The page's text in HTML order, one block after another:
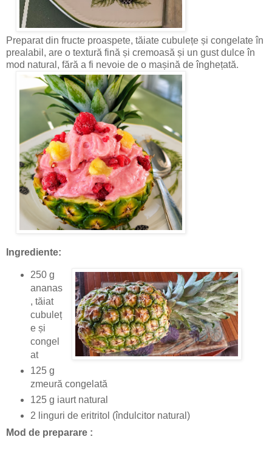
Preparat din fructe proaspete, tăiate cubulețe și congelate în
prealabil, are o textură fină și cremoasă și un gust dulce în
mod natural, fără a fi nevoie de o mașină de înghețată.
Ingrediente:
250 g
ananas
, tăiat
cubuleț
e și
congel
at
125 g
zmeură congelată
125 g iaurt natural
2 linguri de eritritol (îndulcitor natural)
Mod de preparare :